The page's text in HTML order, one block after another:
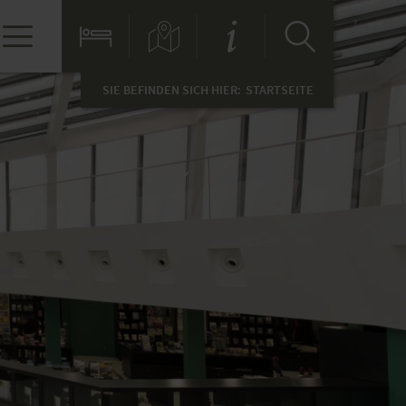
SIE BEFINDEN SICH HIER: STARTSEITE